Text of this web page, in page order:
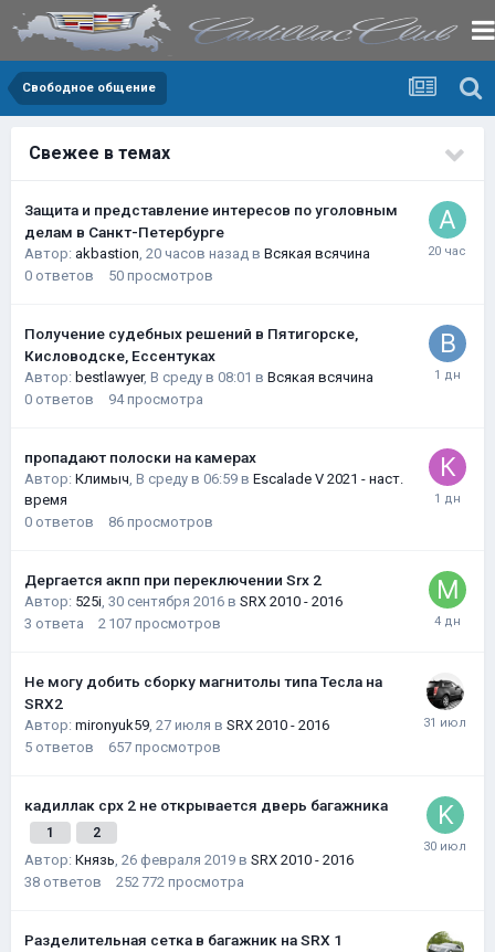
Свободное общение
Свежее в темах
Защита и представление интересов по уголовным
делам в Санкт-Петербурге
Автор: akbastion, 20 часов назад в Всякая всячина
0 ответов 50 просмотров
Получение судебных решений в Пятигорске,
Кисловодске, Ессентуках
Автор: bestlawyer, В среду в 08:01 в Всякая всячина
0 ответов 94 просмотра
пропадают полоски на камерах
Автор: Климыч, В среду в 06:59 в Escalade V 2021 - наст.
время
0 ответов 86 просмотров
Дергается акпп при переключении Srx 2
Автор: 525i, 30 сентября 2016 в SRX 2010 - 2016
3 ответа 2 107 просмотров
Не могу добить сборку магнитолы типа Тесла на
SRX2
Автор: mironyuk59, 27 июля в SRX 2010 - 2016
5 ответов 657 просмотров
кадиллак срх 2 не открывается дверь багажника
1 2
Автор: Князь, 26 февраля 2019 в SRX 2010 - 2016
38 ответов 252 772 просмотра
Разделительная сетка в багажник на SRX 1